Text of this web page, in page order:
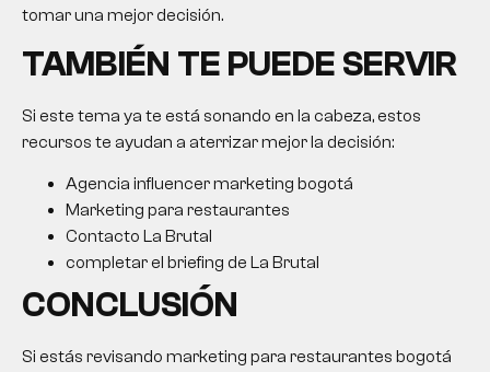
tomar una mejor decisión.
TAMBIÉN TE PUEDE SERVIR
Si este tema ya te está sonando en la cabeza, estos
recursos te ayudan a aterrizar mejor la decisión:
Agencia influencer marketing bogotá
Marketing para restaurantes
Contacto La Brutal
completar el briefing de La Brutal
CONCLUSIÓN
Si estás revisando marketing para restaurantes bogotá